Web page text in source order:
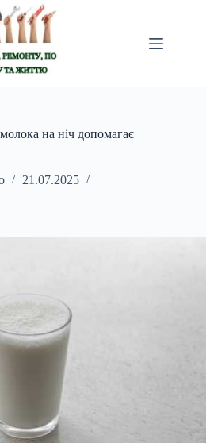
на ніч допомагає
21.07.2025